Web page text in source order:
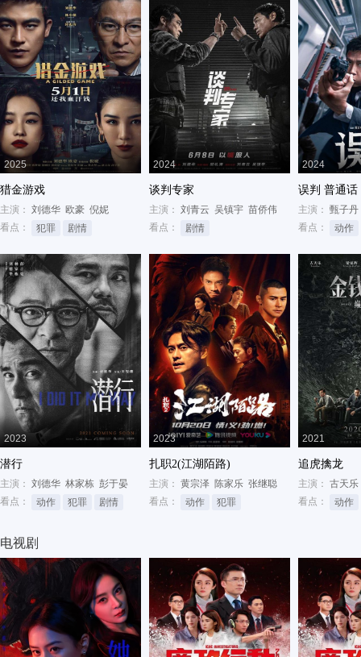
2025
猎金游戏
主演： 刘德华 欧豪 倪妮
看点：
犯罪 剧情
2024
谈判专家
主演： 刘青云 吴镇宇 苗侨伟
看点：
剧情
2024
误判 普通话
主演： 甄子丹
看点：
动作
2023
潜行
主演： 刘德华 林家栋 彭于晏
看点：
动作 犯罪 剧情
2023
扎职2(江湖陌路)
主演： 黄宗泽 陈家乐 张继聪
看点：
动作 犯罪
2021
追虎擒龙
主演： 古天乐
看点：
动作
电视剧